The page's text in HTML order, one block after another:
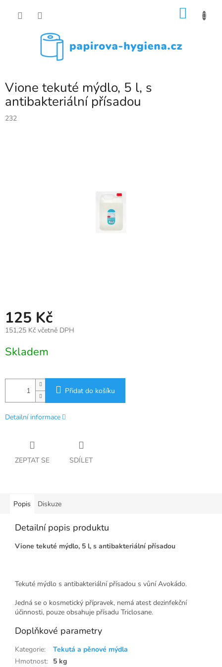
Vione tekuté mýdlo, 5 l, s
antibakteriální přísadou
232
125 Kč
151,25 Kč včetně DPH
cena:
Skladem
Přidat do košíku
Detailní informace
ZEPTAT SE SDÍLET
Popis Diskuze
Detailní popis produktu
Vione tekuté mýdlo, 5 l, s antibakteriální přísadou
Tekuté mýdlo s antibakteriální přísadou s vůní Avokádo.
Jedná se o kosmetický přípravek, nemá atest dezinfekční
účinnosti, pouze obsahuje přísadu Triclosane.
Doplňkové parametry
Kategorie:
Tekutá a pěnové mýdla
Hmotnost: 5 kg